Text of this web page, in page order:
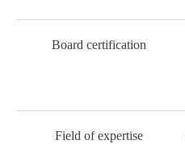
Board certification
Field of expertise